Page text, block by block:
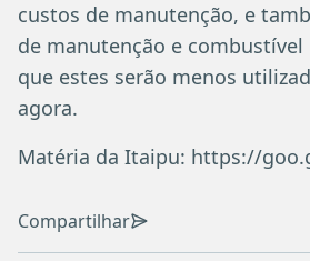
custos de manutenção, e
de manutenção e
que estes serão menos
agora.
Matéria da Itaipu: https://
Compartilhar